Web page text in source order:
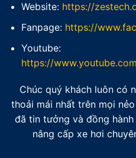
Website: https://
Fanpage: https://
Youtube:
https://
Chúc quý khách luôn có
thoải mái nhất trên mọi
đã tin tưởng và đồng hành
nâng cấp xe hơi